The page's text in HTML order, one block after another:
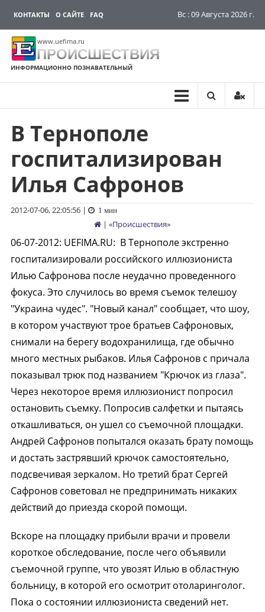
КОНТАКТЫ О САЙТЕ FAQ Вс : 09 Августа 2026 г.
www.uefima.ru
ПРОИСШЕСТВИЯ
ИНФОРМАЦИОННО ПОЗНАВАТЕЛЬНЫЙ
Перейти
содержимому
В Тернополе
госпитализирован
Илья Сафронов
2012-07-06, 22:05:56| 1 мин
| «Происшествия»
06-07-2012: UEFIMA.RU: В Тернополе экстренно
госпитализировали российского иллюзиониста
Илью Сафронова после неудачно проведенного
фокуса. Это случилось во время съемок телешоу
"Украина чудес". "Новый канал" сообщает, что шоу,
в котором участвуют трое братьев Сафроновых,
снимали на берегу водохранилища, где обычно
много местных рыбаков. Илья Сафронов с причала
показывал трюк под названием "Крючок из глаза".
Через некоторое время иллюзионист попросил
остановить съемку. Попросив салфетки и пытаясь
откашливаться, он ушел со съемочной площадки.
Андрей Сафронов попытался оказать брату помощь
и достать застрявший крючок самостоятельно,
подсвечивая зеркалом. Но третий брат Сергей
Сафронов советовал не предпринимать никаких
действий до приезда скорой помощи.
Вскоре на площадку прибыли врачи и провели
короткое обследование, после чего объявили
съемочной группе, что увозят Илью в областную
больницу, в которой его осмотрит отоларинголог.
Пока о состоянии иллюзиониста сведений нет.